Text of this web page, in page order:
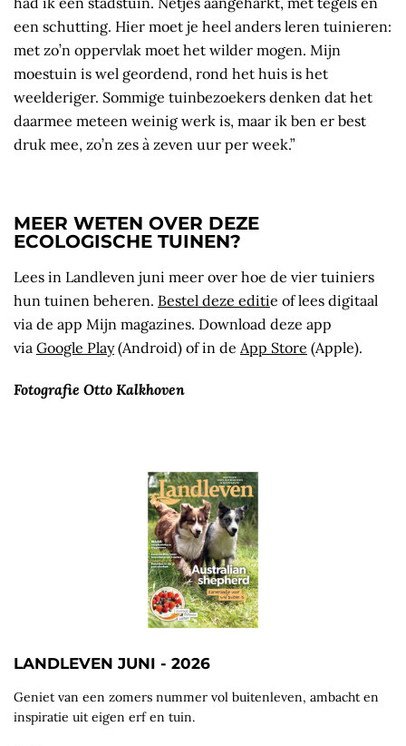
een schutting. Hier moet je heel anders leren tuinieren:
met zo’n oppervlak moet het wilder mogen. Mijn
moestuin is wel geordend, rond het huis is het
weelderiger. Sommige tuinbezoekers denken dat het
daarmee meteen weinig werk is, maar ik ben er best
druk mee, zo’n zes à zeven uur per week.”
MEER WETEN OVER DEZE
ECOLOGISCHE TUINEN?
Lees in Landleven juni meer over hoe de vier tuiniers
hun tuinen beheren. Bestel deze editie of lees digitaal
via de app Mijn magazines. Download deze app
via Google Play(Android) of in de App Store (Apple).
Fotografie Otto Kalkhoven
LANDLEVEN JUNI - 2026
Geniet van een zomers nummer vol buitenleven, ambacht en
inspiratie uit eigen erf en tuin.